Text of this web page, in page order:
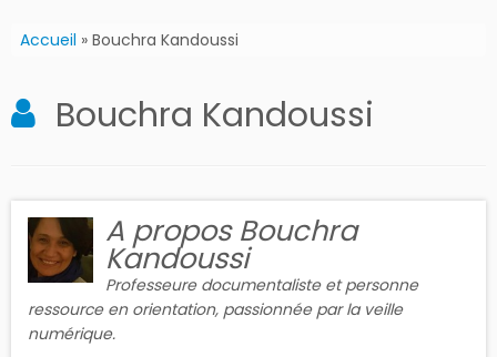
Accueil » Bouchra Kandoussi
Bouchra Kandoussi
A propos Bouchra
Kandoussi
Professeure documentaliste et personne
ressource en orientation, passionnée par la veille
numérique.